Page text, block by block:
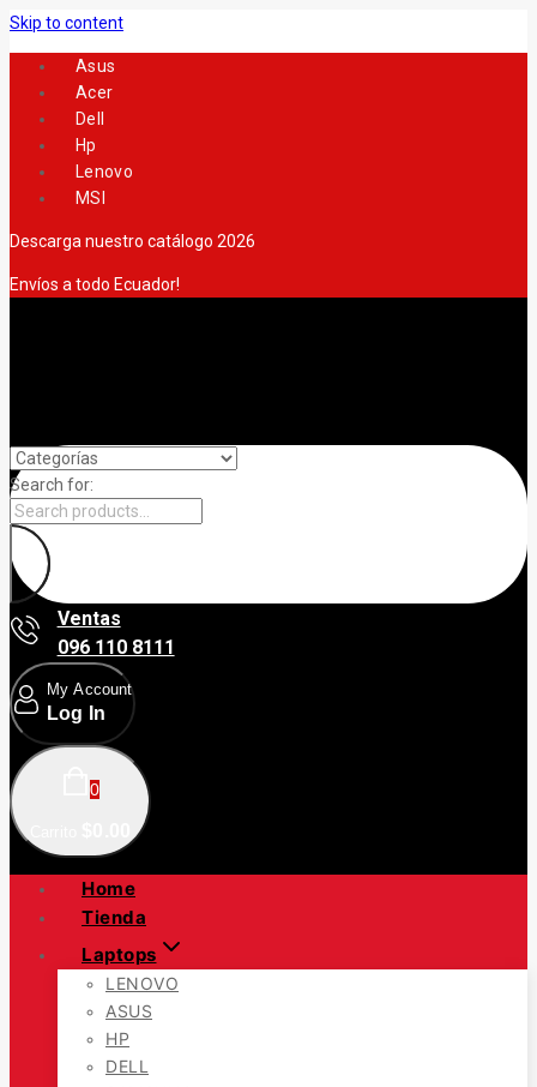
Skip to content
Asus
Acer
Dell
Hp
Lenovo
MSI
Descarga nuestro catálogo 2026
Envíos a todo Ecuador!
Search for:
Ventas
096 110 8111
My Account
Log In
0
Home
Tienda
Laptops
LENOVO
ASUS
HP
DELL